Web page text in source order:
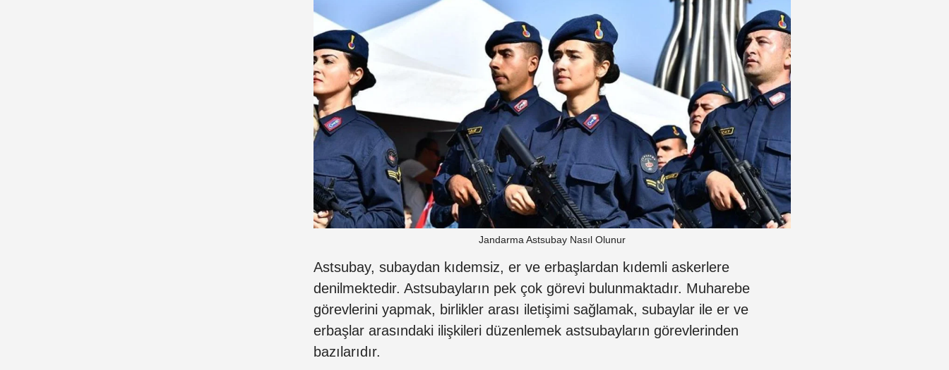
Jandarma Astsubay Nasıl Olunur
Astsubay, subaydan kıdemsiz, er ve erbaşlardan kıdemli askerlere
denilmektedir. Astsubayların pek çok görevi bulunmaktadır. Muharebe
görevlerini yapmak, birlikler arası iletişimi sağlamak, subaylar ile er ve
erbaşlar arasındaki ilişkileri düzenlemek astsubayların görevlerinden
bazılarıdır.